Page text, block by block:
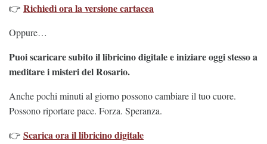
👉 Richiedi ora la versione cartacea
Oppure…
Puoi scaricare subito il libricino digitale e iniziare oggi stesso a
meditare i misteri del Rosario.
Anche pochi minuti al giorno possono cambiare il tuo cuore.
Possono riportare pace. Forza. Speranza.
👉 Scarica ora il libricino digitale